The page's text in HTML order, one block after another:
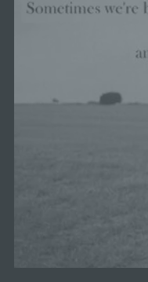
oder dem Recht
Dritter ist eine
Person,
Stelle außer der
den Personen,